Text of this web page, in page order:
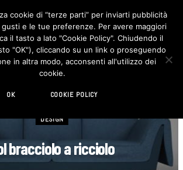
F
c
e
b
o
I
n
s
t
DESIGN
bracciolo a ricciolo
cookie di “terze parti” per inviarti pubblicità
e le tue preferenze. Per avere maggiori
il tasto a lato "Cookie Policy". Chiudendo il
"OK"), cliccando su un link o proseguendo
in altra modo, acconsenti all'utilizzo dei
cookie.
OK COOKIE POLICY